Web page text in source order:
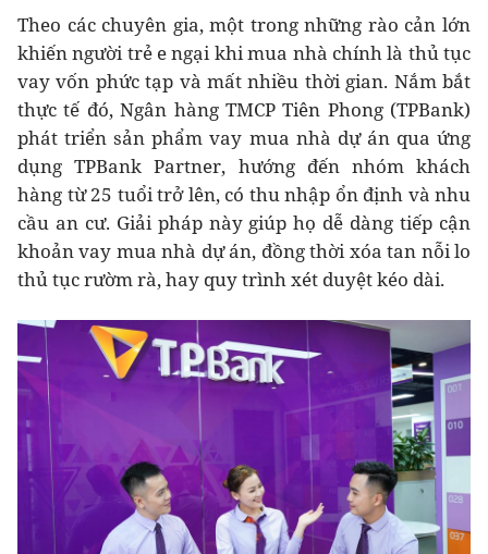
Theo các chuyên gia, một trong những rào cản lớn
khiến người trẻ e ngại khi mua nhà chính là thủ tục
vay vốn phức tạp và mất nhiều thời gian. Nắm bắt
thực tế đó, Ngân hàng TMCP Tiên Phong (TPBank)
phát triển sản phẩm vay mua nhà dự án qua ứng
dụng TPBank Partner, hướng đến nhóm khách
hàng từ 25 tuổi trở lên, có thu nhập ổn định và nhu
cầu an cư. Giải pháp này giúp họ dễ dàng tiếp cận
khoản vay mua nhà dự án, đồng thời xóa tan nỗi lo
thủ tục rườm rà, hay quy trình xét duyệt kéo dài.